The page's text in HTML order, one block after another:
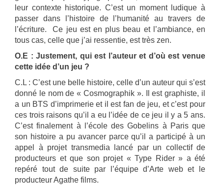
leur contexte historique. C’est un moment ludique à
passer dans l’histoire de l’humanité au travers de
l’écriture. Ce jeu est en plus beau et l’ambiance, en
tous cas, celle que j’ai ressentie, est très zen.
O.E : Justement, qui est l’auteur et d’où est venue
cette idée d’un jeu ?
C.L : C’est une belle histoire, celle d’un auteur qui s’est
donné le nom de « Cosmographik ». Il est graphiste, il
a un BTS d’imprimerie et il est fan de jeu, et c’est pour
ces trois raisons qu’il a eu l’idée de ce jeu il y a 5 ans.
C’est finalement à l’école des Gobelins à Paris que
son histoire a pu avancer parce qu’il a participé à un
appel à projet transmedia lancé par un collectif de
producteurs et que son projet « Type Rider » a été
repéré tout de suite par l’équipe d’Arte web et le
producteur Agathe films.